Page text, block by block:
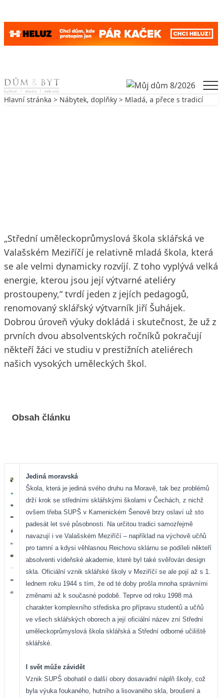
Skip to content
Hlavní stránka > Nábytek, doplňky > Mladá, a přece s tradicí
„Střední uměleckoprůmyslová škola sklářská ve
Valašském Meziříčí je relativně mladá škola, která
se ale velmi dynamicky rozvíjí. Z toho vyplývá velká
energie, kterou jsou její výtvarné ateliéry
prostoupeny,“ tvrdí jeden z jejích pedagogů,
renomovaný sklářský výtvarník Jiří Šuhájek.
Dobrou úroveň výuky dokládá i skutečnost, že už z
prvních dvou absolventských ročníků pokračují
někteří žáci ve studiu v prestižních ateliérech
našich vysokých uměleckých škol.
Obsah článku
Jediná moravská
Škola, která je jediná svého druhu na Moravě, tak bez problémů
drží krok se středními sklářskými školami v Čechách, z nichž
ovšem třeba SUPŠ v Kamenickém Šenově brzy oslaví už sto
padesát let své působnosti. Na určitou tradici samozřejmě
navazují i ve Valašském Meziříčí –například na výchově učňů
pro tamní a kdysi věhlasnou Reichovu sklárnu se podíleli někteří
absolventi vídeňské akademie, které byl také svěřován design
skla. Oficiální vznik sklářské školy v Meziříčí se ale pojí až s 1.
lednem roku 1944 s tím, že od té doby prošla mnoha správními
změnami až k současné podobě. Teprve od roku 1998 má
charakter komplexního střediska pro přípravu studentů a učňů
ve všech sklářských oborech a její oficiální název zní Střední
uměleckoprůmyslová škola sklářská a Střední odborné učiliště
sklářské.
I svět může závidět
Vznik SUPŠ obohatil o další obory dosavadní náplň školy, což
byla výuka foukaného, hutního a lisovaného skla, broušení a